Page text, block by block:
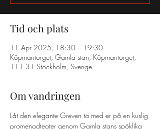
Tid och plats
11 Apr 2025, 18:30 – 19:30
Köpmantorget, Gamla stan, Köpmantorget,
111 31 Stockholm, Sverige
Om vandringen
Låt den elegante Greven ta med er på en kuslig
promenadteater genom Gamla stans spöklika